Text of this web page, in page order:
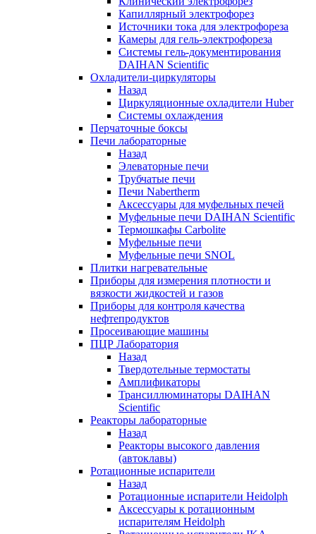
Капиллярный электрофорез
Источники тока для электрофореза
Камеры для гель-электрофореза
Системы гель-документирования
DAIHAN Scientific
Охладители-циркуляторы
Назад
Циркуляционные охладители Huber
Системы охлаждения
Перчаточные боксы
Печи лабораторные
Назад
Элеваторные печи
Трубчатые печи
Печи Nabertherm
Аксессуары для муфельных печей
Муфельные печи DAIHAN Scientific
Термошкафы Carbolite
Муфельные печи
Муфельные печи SNOL
Плитки нагревательные
Приборы для измерения плотности и
вязкости жидкостей и газов
Приборы для контроля качества
нефтепродуктов
Просеивающие машины
ПЦР Лаборатория
Назад
Твердотельные термостаты
Амплификаторы
Трансиллюминаторы DAIHAN
Scientific
Реакторы лабораторные
Назад
Реакторы высокого давления
(автоклавы)
Ротационные испарители
Назад
Ротационные испарители Heidolph
Аксессуары к ротационным
испарителям Heidolph